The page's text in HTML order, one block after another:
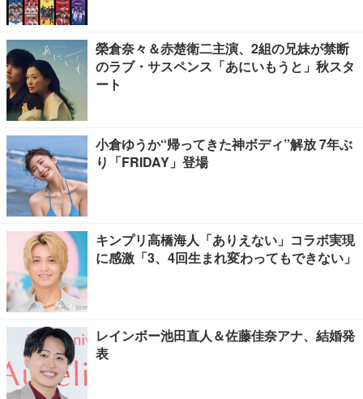
榮倉奈々＆赤楚衛二主演、2組の兄妹が禁断
のラブ・サスペンス「あにいもうと」秋スタ
ート
小倉ゆうか“帰ってきた神ボディ”解放 7年ぶ
り「FRIDAY」登場
キンプリ高橋海人「ありえない」コラボ実現
に感激「3、4回生まれ変わってもできない」
レインボー池田直人＆佐藤佳奈アナ、結婚発
表